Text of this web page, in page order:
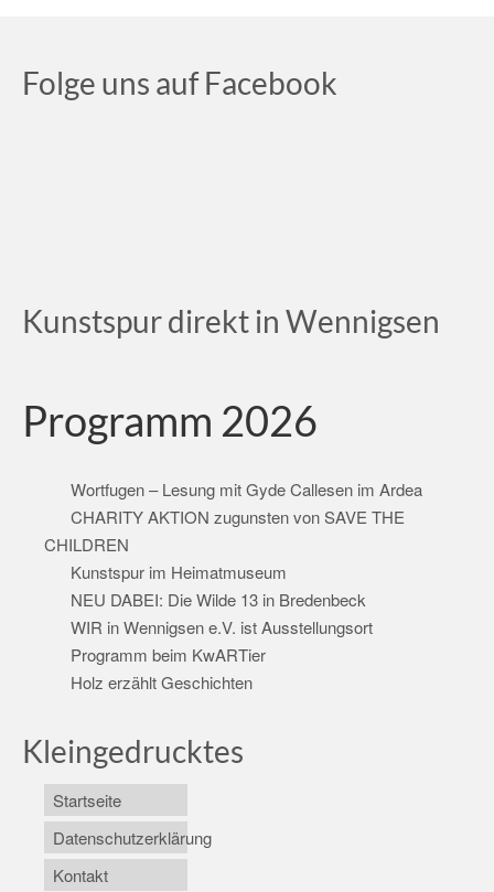
Folge uns auf Facebook
Kunstspur direkt in Wennigsen
Programm 2026
Wortfugen – Lesung mit Gyde Callesen im Ardea
CHARITY AKTION zugunsten von SAVE THE
CHILDREN
Kunstspur im Heimatmuseum
NEU DABEI: Die Wilde 13 in Bredenbeck
WIR in Wennigsen e.V. ist Ausstellungsort
Programm beim KwARTier
Holz erzählt Geschichten
Kleingedrucktes
Startseite
Datenschutzerklärung
Kontakt